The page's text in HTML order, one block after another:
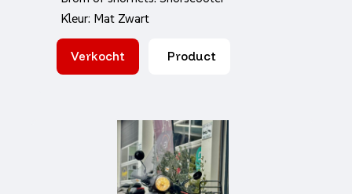
Kleur: Mat Zwart
Verkocht Product